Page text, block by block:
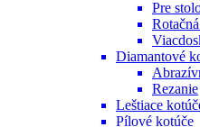
Pre
Diamantové
Rezanie
Leštiace
Pílové kotúče